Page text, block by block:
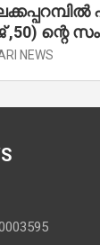
ന്റെ
NEWS